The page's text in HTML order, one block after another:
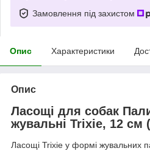
Замовлення під захистом
Опис Характеристики
Опис
Ласощі для собак
жувальні Trixie, 12 см
Ласощі Trixie у формі жувальних